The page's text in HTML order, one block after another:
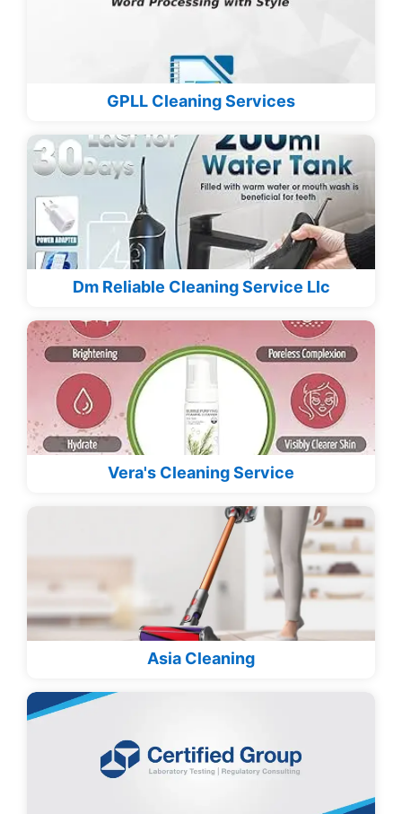
GPLL Cleaning Services
Dm Reliable Cleaning Service Llc
Vera's Cleaning Service
Asia Cleaning